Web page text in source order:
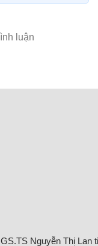
GS.TS Nguyễn Thị Lan